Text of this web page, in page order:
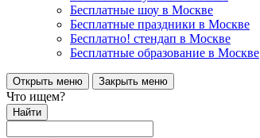
Бесплатные шоу в Москве
Бесплатные праздники в Москве
Бесплатно! стендап в Москве
Бесплатные образование в Москве
Открыть меню Закрыть меню
Что ищем?
Найти